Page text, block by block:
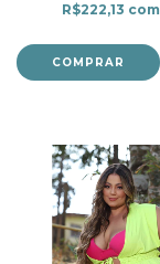
R$222,13 com
COMPRAR